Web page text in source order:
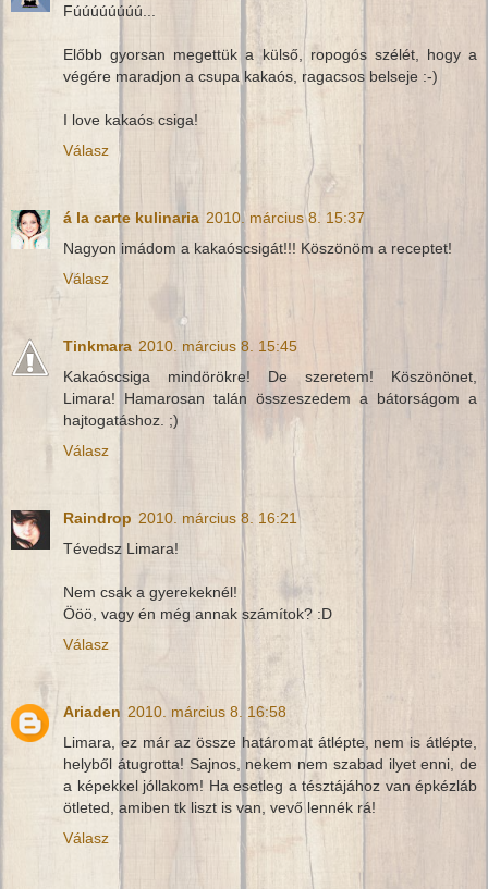
Fúúúúúúúú...
Előbb gyorsan megettük a külső, ropogós szélét, hogy a
végére maradjon a csupa kakaós, ragacsos belseje :-)
I love kakaós csiga!
Válasz
á la carte kulinaria 2010. március 8. 15:37
Nagyon imádom a kakaóscsigát!!! Köszönöm a receptet!
Válasz
Tinkmara 2010. március 8. 15:45
Kakaóscsiga mindörökre! De szeretem! Köszönönet,
Limara! Hamarosan talán összeszedem a bátorságom a
hajtogatáshoz. ;)
Válasz
Raindrop 2010. március 8. 16:21
Tévedsz Limara!
Nem csak a gyerekeknél!
Ööö, vagy én még annak számítok? :D
Válasz
Ariaden 2010. március 8. 16:58
Limara, ez már az össze határomat átlépte, nem is átlépte,
helyből átugrotta! Sajnos, nekem nem szabad ilyet enni, de
a képekkel jóllakom! Ha esetleg a tésztájához van épkézláb
ötleted, amiben tk liszt is van, vevő lennék rá!
Válasz